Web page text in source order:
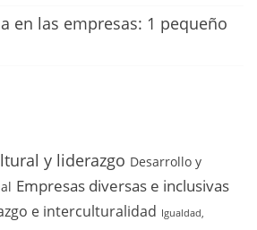
en las empresas: 1 pequeño
y liderazgo Desarrollo y
Empresas diversas e inclusivas
e interculturalidad Igualdad,